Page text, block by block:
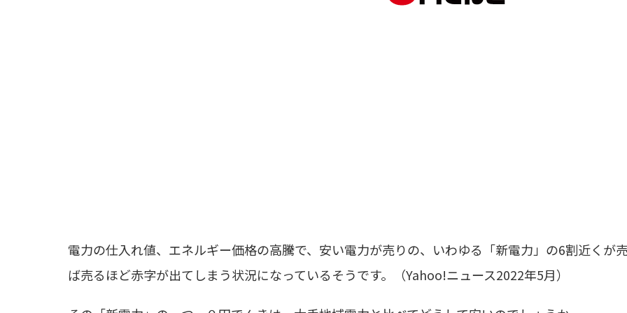
電力の仕入れ値、エネルギー価格の高騰で、安い電力が売りの、いわゆる「新電力」の6割近くが
ば売るほど赤字が出てしまう状況になっているそうです。（Yahoo!ニュース2022年5月）